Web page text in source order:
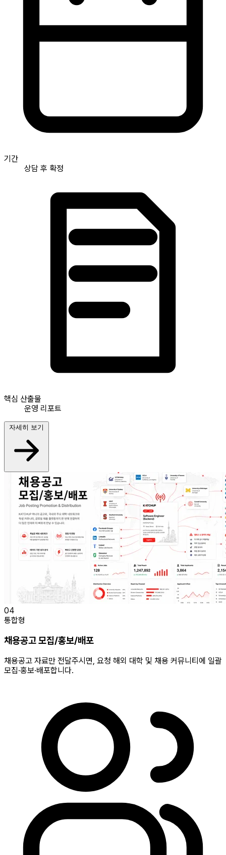
기간
상담 후 확정
핵심 산출물
운영 리포트
자세히 보기
04
통합형
채용공고 모집/홍보/배포
채용공고 자료만 전달주시면, 요청 해외 대학 및 채용 커뮤니티에 일괄
모집·홍보·배포합니다.